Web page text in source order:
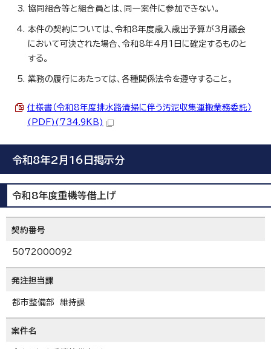
協同組合等と組合員とは、同一案件に参加できない。
本件の契約については、令和8年度歳入歳出予算が3月議会
において可決された場合、令和8年4月1日に確定するものと
する。
業務の履行にあたっては、各種関係法令を遵守すること。
仕様書（令和8年度排水路清掃に伴う汚泥収集運搬業務委託）
(PDF)(734.9KB)
令和8年2月16日掲示分
令和8年度重機等借上げ
契約番号
5072000092
発注担当課
都市整備部 維持課
案件名